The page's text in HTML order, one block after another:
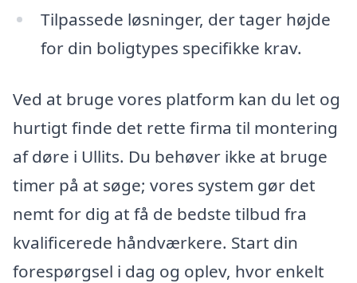
Tilpassede løsninger, der tager højde
for din boligtypes specifikke krav.
Ved at bruge vores platform kan du let og
hurtigt finde det rette firma til montering
af døre i Ullits. Du behøver ikke at bruge
timer på at søge; vores system gør det
nemt for dig at få de bedste tilbud fra
kvalificerede håndværkere. Start din
forespørgsel i dag og oplev, hvor enkelt